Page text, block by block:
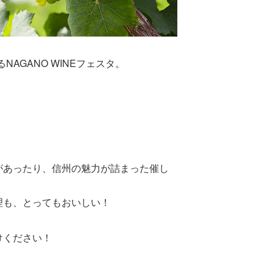
WINEフェスタ。
ったり、信州の魅力が詰まった催し
、とってもおいしい！
ださい！